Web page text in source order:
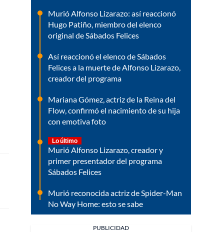
Murió Alfonso Lizarazo: así reaccionó
Hugo Patiño, miembro del elenco
original de Sábados Felices
Así reaccionó el elenco de Sábados
Felices a la muerte de Alfonso Lizarazo,
creador del programa
Mariana Gómez, actriz de la Reina del
Flow, confirmó el nacimiento de su hija
con emotiva foto
Lo último
Murió Alfonso Lizarazo, creador y
primer presentador del programa
Sábados Felices
Murió reconocida actriz de Spider-Man
No Way Home: esto se sabe
PUBLICIDAD